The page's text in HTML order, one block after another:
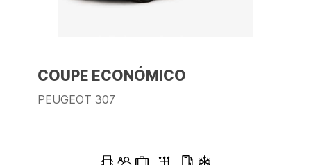
COUPE ECONÓMICO
PEUGEOT 307